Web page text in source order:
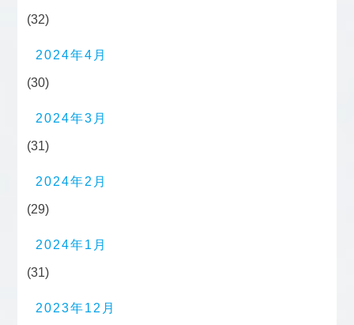
(32)
2024年4月
(30)
2024年3月
(31)
2024年2月
(29)
2024年1月
(31)
2023年12月